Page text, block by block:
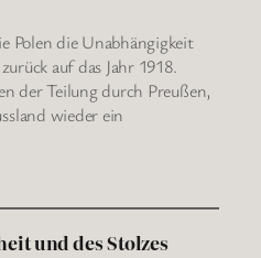
Polen die Unabhängigkeit
auf das Jahr 1918.
der Teilung durch Preußen,
wieder ein
und des Stolzes